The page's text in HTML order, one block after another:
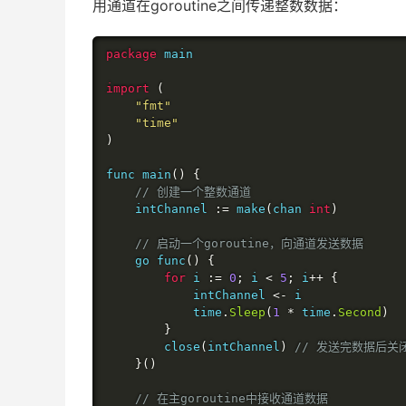
用通道在goroutine之间传递整数数据：
package main
import
(
"fmt"
"time"
)
func main ()
{
// 创建一个整数通道
	intChannel
:= make ( chan int )
// 启动一个goroutine，向通道发送数据
	go func
()
{
for i := 0 ; i < 5 ; i++ {
			intChannel
<-
i
			time
. Sleep ( 1 * time . Second )
}
		close
( intChannel )
// 发送完数据后关
}()
// 在主goroutine中接收通道数据